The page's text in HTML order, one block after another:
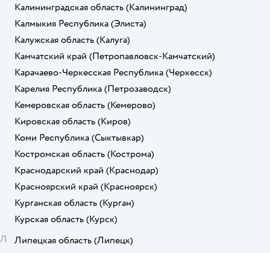
Калининградская область (Калининград)
Калмыкия Республика (Элиста)
Калужская область (Калуга)
Камчатский край (Петропавловск-Камчатский)
Карачаево-Черкесская Республика (Черкесск)
Карелия Республика (Петрозаводск)
Кемеровская область (Кемерово)
Кировская область (Киров)
Коми Республика (Сыктывкар)
Костромская область (Кострома)
Краснодарский край (Краснодар)
Красноярский край (Красноярск)
Курганская область (Курган)
Курская область (Курск)
Л
Липецкая область (Липецк)